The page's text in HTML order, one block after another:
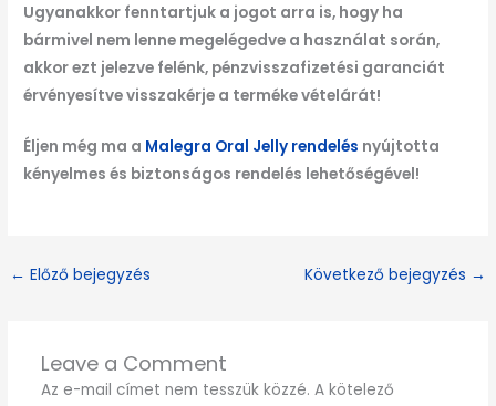
Ugyanakkor fenntartjuk a jogot arra is, hogy ha
bármivel nem lenne megelégedve a használat során,
akkor ezt jelezve felénk, pénzvisszafizetési garanciát
érvényesítve visszakérje a terméke vételárát!
Éljen még ma a Malegra Oral Jelly rendelés nyújtotta
kényelmes és biztonságos rendelés lehetőségével!
← Előző bejegyzés Következő bejegyzés →
Leave a Comment
Az e-mail címet nem tesszük közzé. A kötelező